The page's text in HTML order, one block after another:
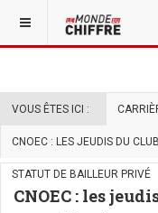
VOUS ÊTES ICI :
CNOEC : LES JEUDIS DU
STATUT DE BAILLEUR PRIVÉ
CNOEC : les